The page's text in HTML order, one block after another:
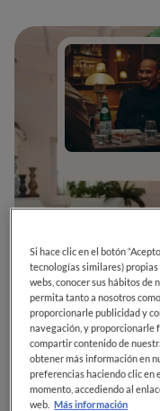
0
Si hace clic en el botón
tecnologías similares)
webs, conocer sus hábitos
permita tanto a nosotros
proporcionarle publicidad y
navegación, y proporcionarle
compartir contenido de
obtener más información en
preferencias haciendo clic en
momento, accediendo al
web. Más información